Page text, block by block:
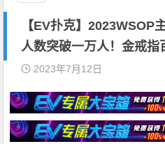
【EV扑克】2023WSOP
人数突破一万人！金戒指
2023年7月12日